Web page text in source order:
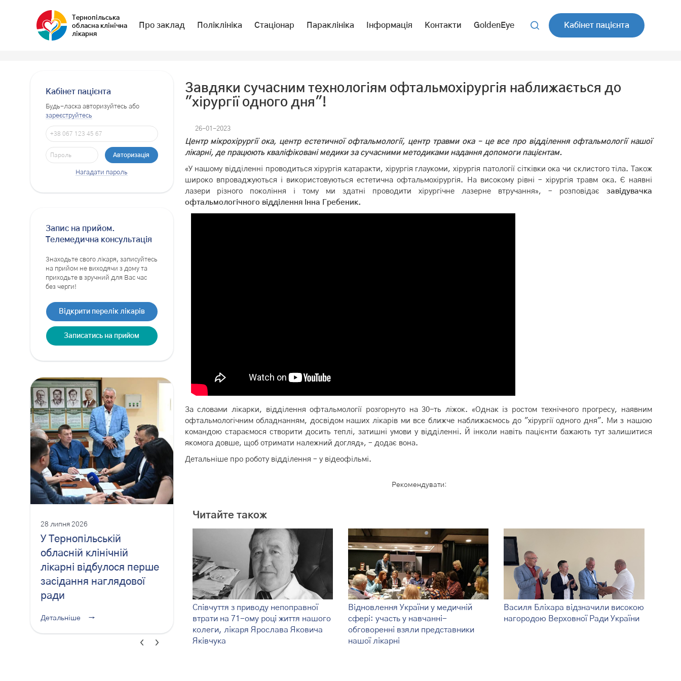
Тернопільська
обласна клінічна
лікарня
Кабінет пацієнта
Про заклад Поліклініка Стаціонар Параклініка Інформація Контакти GoldenEye
Кабінет пацієнта
Будь-ласка авторизуйтесь або
зареєструйтесь
Нагадати пароль
Запис на прийом.
Телемедична консультація
Знаходьте свого лікаря, записуйтесь
на прийом не виходячи з дому та
приходьте в зручний для Вас час
без черги!
Відкрити перелік лікарів
Записатись на прийом
28 липня 2026
У Тернопільській
обласній клінічній
лікарні відбулося перше
засідання наглядової
ради
Детальніше →
Медиків ТОКЛ
відзначили подяками та
грамотами з нагоди
професійного свята
Детальніше →
За щоденну працю, що
рятує життя: Богдана
Маслія і Володимира
Мороза відзначили
високими нагородами
Детальніше →
Завдяки сучасним технологіям офтальмохірургія наближається до
"хірургії одного дня"!
26-01-2023
Центр мікрохірургії ока, центр естетичної офтальмології, центр травми ока – це все про відділення офтальмології нашої
лікарні, де працюють кваліфіковані медики за сучасними методиками надання допомоги пацієнтам.
«У нашому відділенні проводиться хірургія катаракти, хірургія глаукоми, хірургія патології сітківки ока чи склистого тіла. Також
широко впроваджуються і використовуються естетична офтальмохірургія. На високому рівні – хірургія травм ока. Є наявні
лазери різного покоління і тому ми здатні проводити хірургічне лазерне втручання», – розповідає завідувачка
офтальмологічного відділення Інна Гребеник.
За словами лікарки, відділення офтальмології розгорнуто на 30-ть ліжок. «Однак із ростом технічного прогресу, наявним
офтальмологічним обладнанням, досвідом наших лікарів ми все ближче наближаємось до "хірургії одного дня". Ми з нашою
командою стараємося створити досить теплі, затишні умови у відділенні. Й інколи навіть пацієнти бажають тут залишитися
якомога довше, щоб отримати належний догляд», – додає вона.
Детальніше про роботу відділення – у відеофільмі.
Рекомендувати:
Читайте також
Співчуття з приводу непоправної
втрати на 71-ому році життя нашого
колеги, лікаря Ярослава Яковича
Яківчука
Відновлення України у медичній
сфері: участь у навчанні-
обговоренні взяли представники
нашої лікарні
Василя Бліхара відзначили високою
нагородою Верховної Ради України